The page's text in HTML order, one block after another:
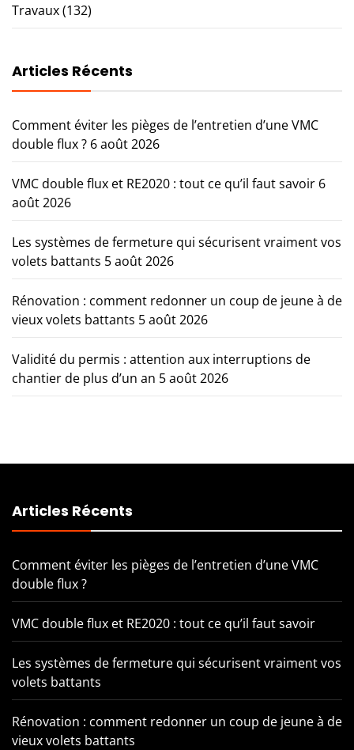
Travaux(132)
Articles Récents
Comment éviter les pièges de l’entretien d’une VMC
double flux ? 6 août 2026
VMC double flux et RE2020 : tout ce qu’il faut savoir 6
août 2026
Les systèmes de fermeture qui sécurisent vraiment vos
volets battants 5 août 2026
Rénovation : comment redonner un coup de jeune à de
vieux volets battants 5 août 2026
Validité du permis : attention aux interruptions de
chantier de plus d’un an 5 août 2026
Articles Récents
Comment éviter les pièges de l’entretien d’une VMC
double flux ?
VMC double flux et RE2020 : tout ce qu’il faut savoir
Les systèmes de fermeture qui sécurisent vraiment vos
volets battants
Rénovation : comment redonner un coup de jeune à de
vieux volets battants